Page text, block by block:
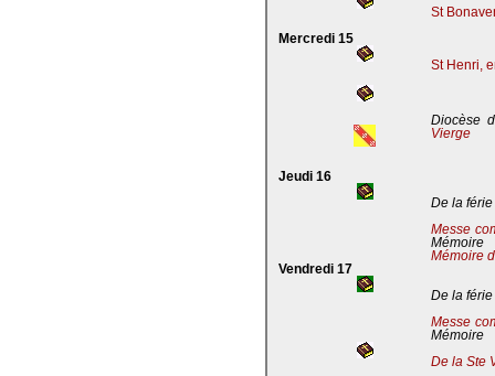
St
Mercredi 15
St Henri,
Diocèse
Vierge
Jeudi 16
De la férie
Messe
Mémoire
Mémoire
Vendredi 17
De la férie
Messe
Mémoire
De la Ste